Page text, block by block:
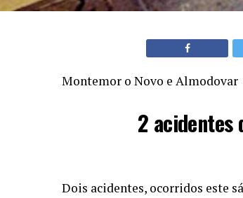
Montemor o Novo e Almodovar
2 acidentes
Dois acidentes, ocorridos este